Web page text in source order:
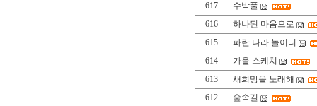
617
수박풀
616
하나된 마음으로
615
파란 나라 놀이터
614
가을 스케치
613
새희망을 노래해
612
숲속길